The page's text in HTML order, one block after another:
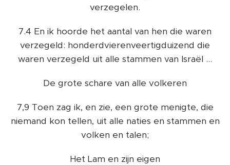
verzegelen.
7.4 En ik hoorde het aantal van hen die waren
verzegeld: honderdvierenveertigduizend die
waren verzegeld uit alle stammen van Israël ...
De grote schare van alle volkeren
7,9 Toen zag ik, en zie, een grote menigte, die
niemand kon tellen, uit alle naties en stammen en
volken en talen;
Het Lam en zijn eigen